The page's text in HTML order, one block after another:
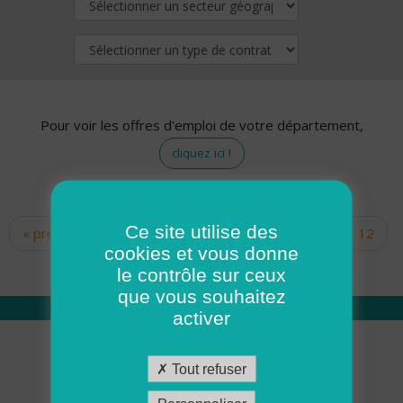
Pour voir les offres d'emploi de votre département,
cliquez ici !
Pages
« premier ‹ précédent … 10
12
14 15 16 17
Qui sommes nous
Académie ADMR
Ce site utilise des
cookies et vous donne
le contrôle sur ceux
que vous souhaitez
activer
Tout refuser